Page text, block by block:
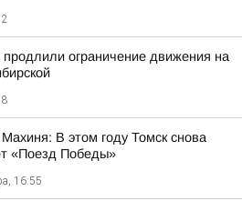
продлили ограничение движения на
В этом году Томск снова
«Поезд Победы»
16:55